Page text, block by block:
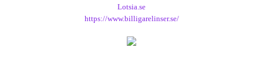
Lotsia.se
https://www.billigarelinser.se/